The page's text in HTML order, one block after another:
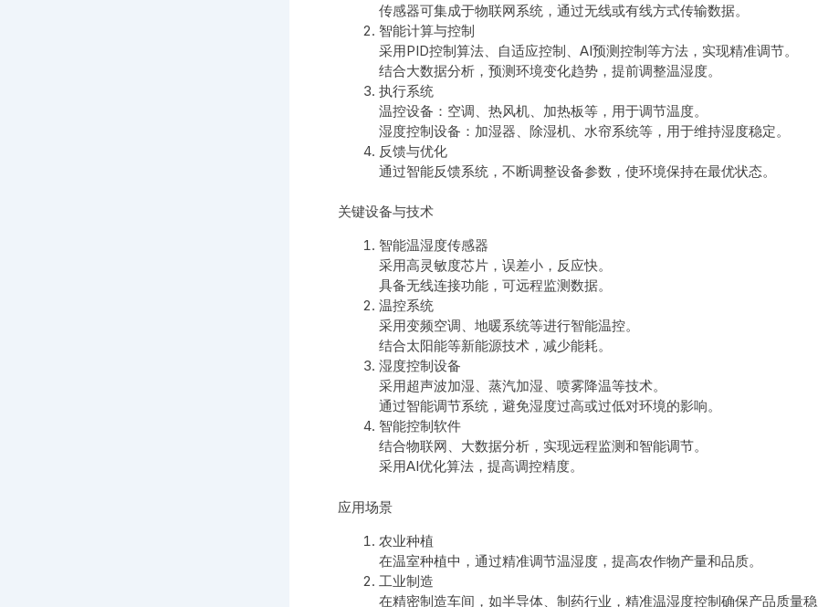
传感器可集成于物联网系统，通过无线或有线方式传输数据。
智能计算与控制
采用PID控制算法、自适应控制、AI预测控制等方法，实现精准调节。
结合大数据分析，预测环境变化趋势，提前调整温湿度。
执行系统
温控设备：空调、热风机、加热板等，用于调节温度。
湿度控制设备：加湿器、除湿机、水帘系统等，用于维持湿度稳定。
反馈与优化
通过智能反馈系统，不断调整设备参数，使环境保持在最优状态。
关键设备与技术
智能温湿度传感器
采用高灵敏度芯片，误差小，反应快。
具备无线连接功能，可远程监测数据。
温控系统
采用变频空调、地暖系统等进行智能温控。
结合太阳能等新能源技术，减少能耗。
湿度控制设备
采用超声波加湿、蒸汽加湿、喷雾降温等技术。
通过智能调节系统，避免湿度过高或过低对环境的影响。
智能控制软件
结合物联网、大数据分析，实现远程监测和智能调节。
采用AI优化算法，提高调控精度。
应用场景
农业种植
在温室种植中，通过精准调节温湿度，提高农作物产量和品质。
工业制造
在精密制造车间，如半导体、制药行业，精准温湿度控制确保产品质量稳